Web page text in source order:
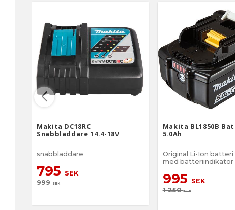
Makita DC18RC
Snabbladdare 14.4-18V
snabbladdare
795 SEK
999SEK
Makita BL1850B
5.0Ah
Original Li-Ion batteri
med batteriindikator
995 SEK
1 250SEK